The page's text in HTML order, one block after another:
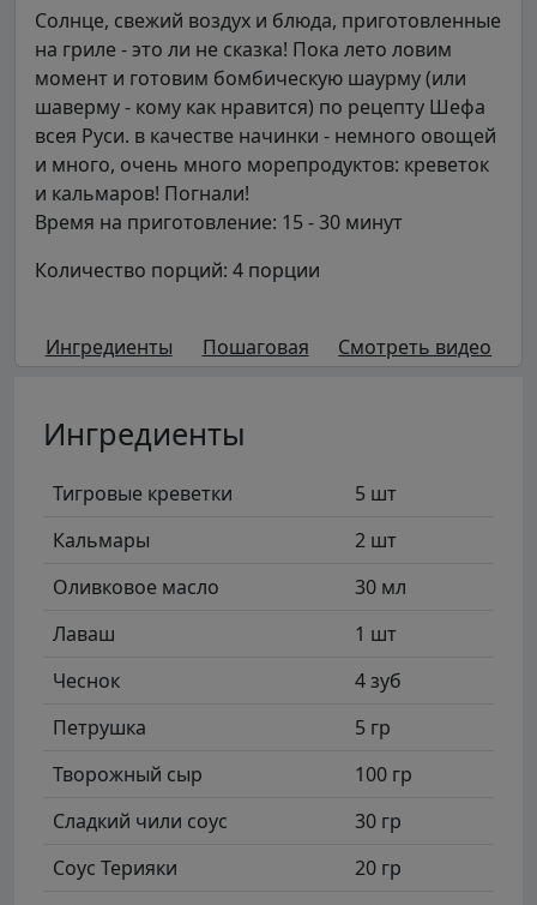
Солнце, свежий воздух и блюда, приготовленные
на гриле - это ли не сказка! Пока лето ловим
момент и готовим бомбическую шаурму (или
шаверму - кому как нравится) по рецепту Шефа
всея Руси. в качестве начинки - немного овощей
и много, очень много морепродуктов: креветок
и кальмаров! Погнали!
Время на приготовление: 15 - 30 минут
Количество порций: 4 порции
Ингредиенты Пошаговая Смотреть видео
Ингредиенты
Тигровые креветки
5 шт
Кальмары
2 шт
Оливковое масло
30 мл
Лаваш
1 шт
Чеснок
4 зуб
Петрушка
5 гр
Творожный сыр
100 гр
Сладкий чили соус
30 гр
Соус Терияки
20 гр